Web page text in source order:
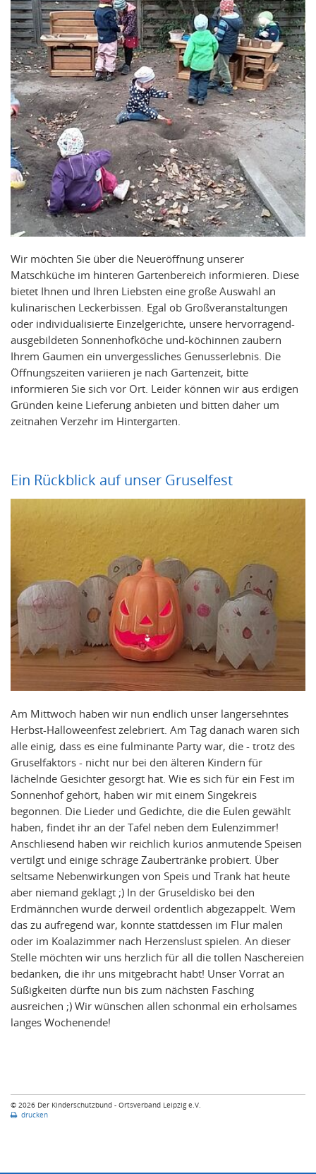
Wir möchten Sie über die Neueröffnung unserer
Matschküche im hinteren Gartenbereich informieren. Diese
bietet Ihnen und Ihren Liebsten eine große Auswahl an
kulinarischen Leckerbissen. Egal ob Großveranstaltungen
oder individualisierte Einzelgerichte, unsere hervorragend-
ausgebildeten Sonnenhofköche und-köchinnen zaubern
Ihrem Gaumen ein unvergessliches Genusserlebnis. Die
Öffnungszeiten variieren je nach Gartenzeit, bitte
informieren Sie sich vor Ort. Leider können wir aus erdigen
Gründen keine Lieferung anbieten und bitten daher um
zeitnahen Verzehr im Hintergarten.
Ein Rückblick auf unser Gruselfest
Am Mittwoch haben wir nun endlich unser langersehntes
Herbst-Halloweenfest zelebriert. Am Tag danach waren sich
alle einig, dass es eine fulminante Party war, die - trotz des
Gruselfaktors - nicht nur bei den älteren Kindern für
lächelnde Gesichter gesorgt hat. Wie es sich für ein Fest im
Sonnenhof gehört, haben wir mit einem Singekreis
begonnen. Die Lieder und Gedichte, die die Eulen gewählt
haben, findet ihr an der Tafel neben dem Eulenzimmer!
Anschliesend haben wir reichlich kurios anmutende Speisen
vertilgt und einige schräge Zaubertränke probiert. Über
seltsame Nebenwirkungen von Speis und Trank hat heute
aber niemand geklagt ;) In der Gruseldisko bei den
Erdmännchen wurde derweil ordentlich abgezappelt. Wem
das zu aufregend war, konnte stattdessen im Flur malen
oder im Koalazimmer nach Herzenslust spielen. An dieser
Stelle möchten wir uns herzlich für all die tollen Naschereien
bedanken, die ihr uns mitgebracht habt! Unser Vorrat an
Süßigkeiten dürfte nun bis zum nächsten Fasching
ausreichen ;) Wir wünschen allen schonmal ein erholsames
langes Wochenende!
© 2026 Der Kinderschutzbund - Ortsverband Leipzig e.V.
drucken